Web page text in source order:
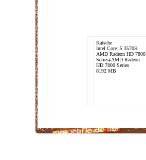
Katsche
Intel Core i5 3570K
AMD Radeon HD 7800
Series‡AMD Radeon
HD 7800 Series
8192 MB
965
Crossfire Ati Readon